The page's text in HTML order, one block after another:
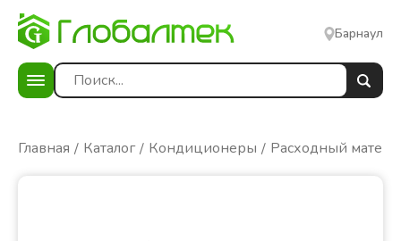
Барнаул
Главная Каталог Кондиционеры Расходный